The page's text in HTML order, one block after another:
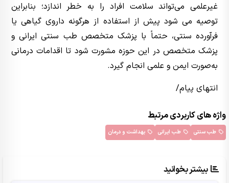
غیرعلمی می‌تواند سلامت افراد را به خطر اندازد؛ بنابراین
توصیه می‌ شود پیش از استفاده از هرگونه داروی گیاهی یا
فرآورده سنتی، حتماً با پزشک متخصص طب سنتی ایرانی و
پزشک متخصص در این حوزه مشورت شود تا اقدامات درمانی
به‌صورت ایمن و علمی انجام گیرد.
انتهای پیام/
واژه های کاربردی مرتبط
طب سنتی طب ایرانی بهداشت و درمان
بیشتر بخوانید